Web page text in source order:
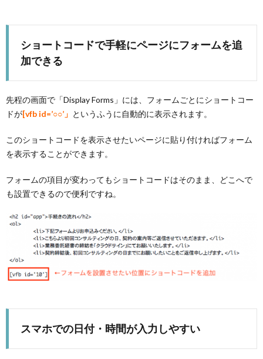
ショートコードで手軽にページにフォームを追
加できる
先程の画面で「Display Forms」には、フォームごとにショートコー
ドが[vfb id=’○○’」 というふうに自動的に表示されます。
このショートコードを表示させたいページに貼り付ければフォーム
を表示することができます。
フォームの項目が変わってもショートコードはそのまま、どこへで
も設置できるので便利ですね。
スマホでの日付・時間が入力しやすい